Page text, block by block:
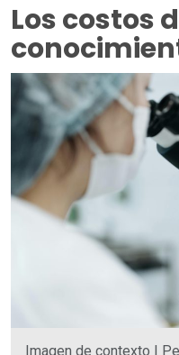
Los costos
Imagen de contexto |